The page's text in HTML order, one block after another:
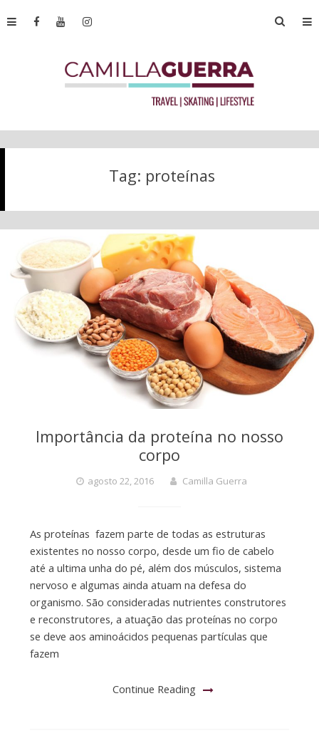
Tag: proteínas
Importância da proteína no nosso
corpo
agosto 22, 2016 Camilla Guerra
As proteínas fazem parte de todas as estruturas
existentes no nosso corpo, desde um fio de cabelo
até a ultima unha do pé, além dos músculos, sistema
nervoso e algumas ainda atuam na defesa do
organismo. São consideradas nutrientes construtores
e reconstrutores, a atuação das proteínas no corpo
se deve aos aminoácidos pequenas partículas que
fazem
Continue Reading